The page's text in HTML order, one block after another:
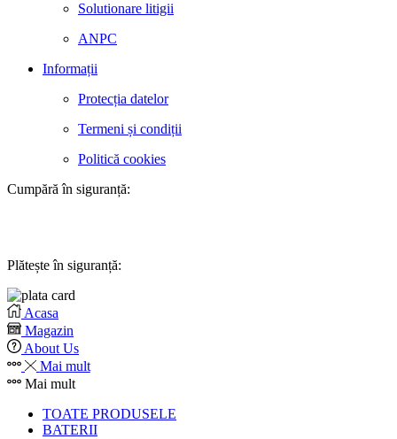
Solutionare litigii
ANPC
Informații
Protecția datelor
Termeni și condiții
Politică cookies
Cumpără în siguranță:
Plătește în siguranță:
Acasa
Magazin
About Us
Mai mult
Mai mult
TOATE PRODUSELE
BATERII